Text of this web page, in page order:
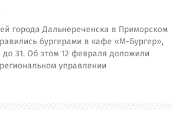
города Дальнереченска в Приморском
бургерами в кафе «М-Бургер»,
до 31. Об этом 12 февраля доложили
управлении